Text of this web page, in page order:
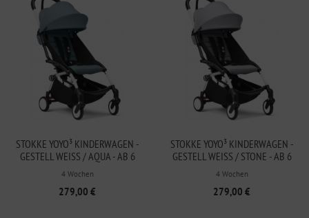
STOKKE YOYO³ KINDERWAGEN -
GESTELL WEISS / AQUA - AB 6 M
ONATEN
4 Wochen
279,00 €
STOKKE YOYO³ KINDERWAGEN -
GESTELL WEISS / STONE - AB 6 M
ONATEN
4 Wochen
279,00 €